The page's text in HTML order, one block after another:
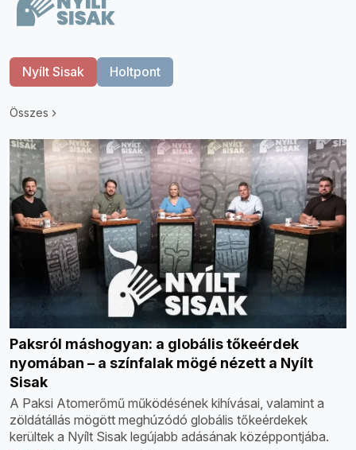
Nyílt Sisak Holtpont
Összes
Paksról máshogyan: a globális tőkeérdek
nyomában – a színfalak mögé nézett a Nyílt
Sisak
A Paksi Atomerőmű működésének kihívásai, valamint a
zöldátállás mögött meghúzódó globális tőkeérdekek
kerültek a Nyílt Sisak legújabb adásának középpontjába.